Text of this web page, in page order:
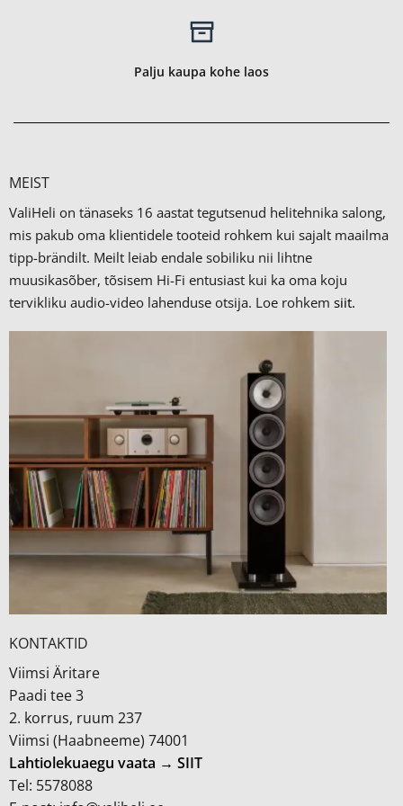
Palju kaupa kohe laos
MEIST
ValiHeli on tänaseks 16 aastat tegutsenud helitehnika salong,
mis pakub oma klientidele tooteid rohkem kui sajalt maailma
tipp-brändilt. Meilt leiab endale sobiliku nii lihtne
muusikasõber, tõsisem Hi-Fi entusiast kui ka oma koju
tervikliku audio-video lahenduse otsija. Loe rohkem siit.
KONTAKTID
Viimsi Äritare
Paadi tee 3
2. korrus, ruum 237
Viimsi (Haabneeme) 74001
Lahtiolekuaegu vaata → SIIT
Tel: 5578088